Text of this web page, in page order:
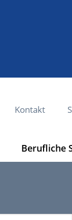
Berufliche
Kontakt